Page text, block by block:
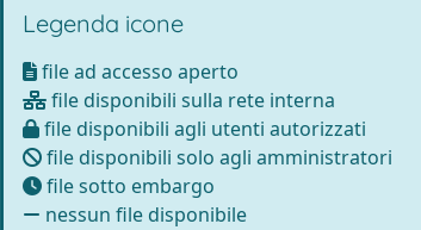
Legenda icone
file ad accesso aperto
file disponibili sulla rete interna
file disponibili agli utenti autorizzati
file disponibili solo agli amministratori
file sotto embargo
nessun file disponibile